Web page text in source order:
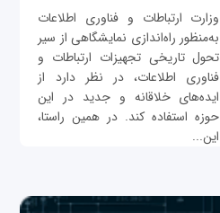
وزارت ارتباطات و فناوری اطلاعات
به‌منظور راه‌اندازی نمایشگاهی از سیر
تحول تاریخی تجهیزات ارتباطات و
فناوری اطلاعات، در نظر دارد از
ایده‌های خلاقانه و جدید در این
حوزه استفاده کند. در همین راستا،
این...